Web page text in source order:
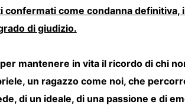
confermati come condanna definitiva,
di giudizio.
mantenere in vita il ricordo di chi
un ragazzo come noi, che
di un ideale, di una passione e di